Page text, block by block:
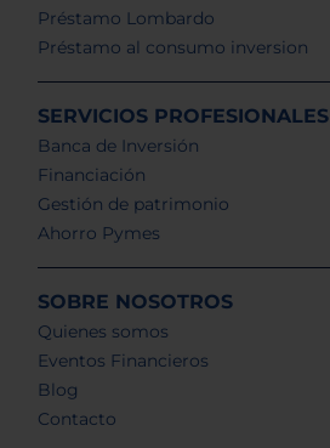
Préstamo Lombardo
Préstamo al consumo inversion
SERVICIOS PROFESIONALES
Banca de Inversión
Financiación
Gestión de patrimonio
Ahorro Pymes
SOBRE NOSOTROS
Quienes somos
Eventos Financieros
Blog
Contacto